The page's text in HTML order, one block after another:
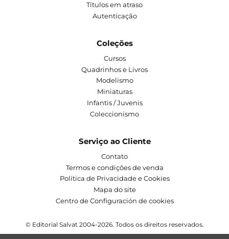
Títulos em atraso
Autenticação
Coleções
Cursos
Quadrinhos e Livros
Modelismo
Miniaturas
Infantis / Juvenis
Coleccionismo
Serviço ao Cliente
Contato
Termos e condições de venda
Política de Privacidade e Cookies
Mapa do site
Centro de Configuración de cookies
© Editorial Salvat 2004-2026. Todos os direitos reservados.